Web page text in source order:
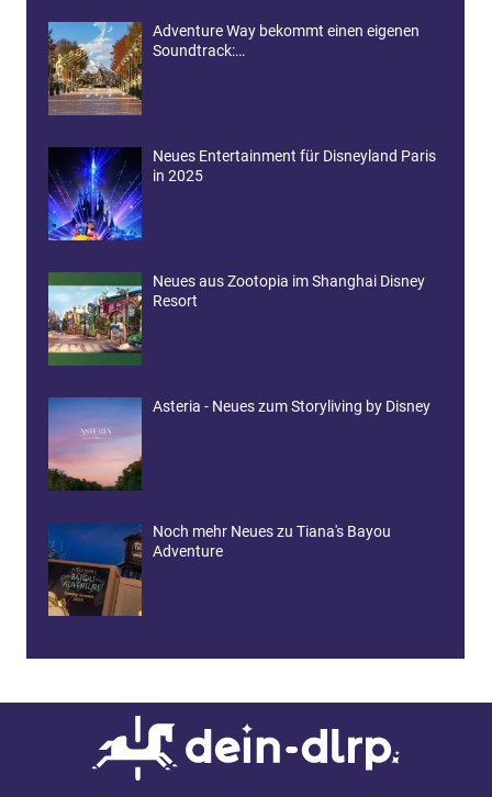
Adventure Way bekommt einen eigenen
Soundtrack:…
Neues Entertainment für Disneyland Paris
in 2025
Neues aus Zootopia im Shanghai Disney
Resort
Asteria - Neues zum Storyliving by Disney
Noch mehr Neues zu Tiana's Bayou
Adventure